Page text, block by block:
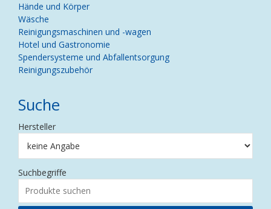
Hände und Körper
Wäsche
Reinigungsmaschinen und -wagen
Hotel und Gastronomie
Spendersysteme und Abfallentsorgung
Reinigungszubehör
Suche
Hersteller
Suchbegriffe